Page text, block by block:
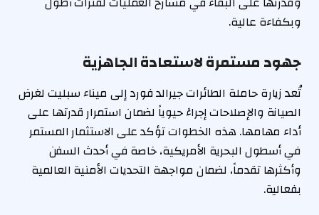
وبكفاءة عالية.
جهود مستمرة لاستعادة الجاهزية
تُعد زيارة حاملة الطائرات جيرالد فورد إلى ميناء سبليت لغرض
الصيانة والإصلاحات إجراءً حيوياً لضمان استمرار قدرتها على
أداء مهامها. هذه الخطوات تؤكد على الاستثمار المستمر
في أسطول البحرية الأمريكية، خاصة في أحدث السفن
وأكثرها تقدماً، لضمان مواجهة التحديات الأمنية العالمية
بفعالية.